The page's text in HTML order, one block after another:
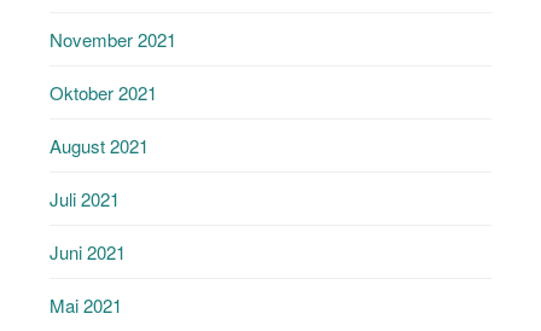
November 2021
Oktober 2021
August 2021
Juli 2021
Juni 2021
Mai 2021